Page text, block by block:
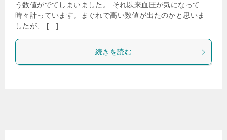
う数値がでてしまいました。 それ以来血圧が気になって
時々計っています。まぐれで高い数値が出たのかと思いま
したが、 […]
続きを読む